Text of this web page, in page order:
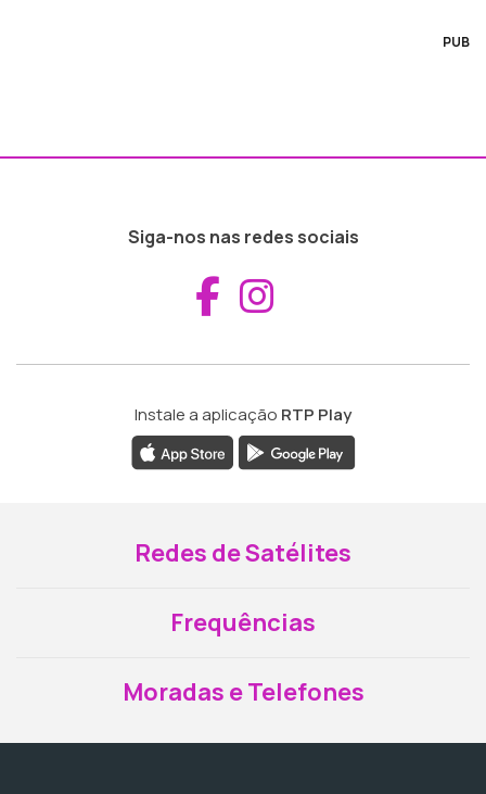
PUB
Siga-nos nas redes sociais
Aceder ao
Instale a aplicação RTP Play
Redes de Satélites
Frequências
Moradas e Telefones